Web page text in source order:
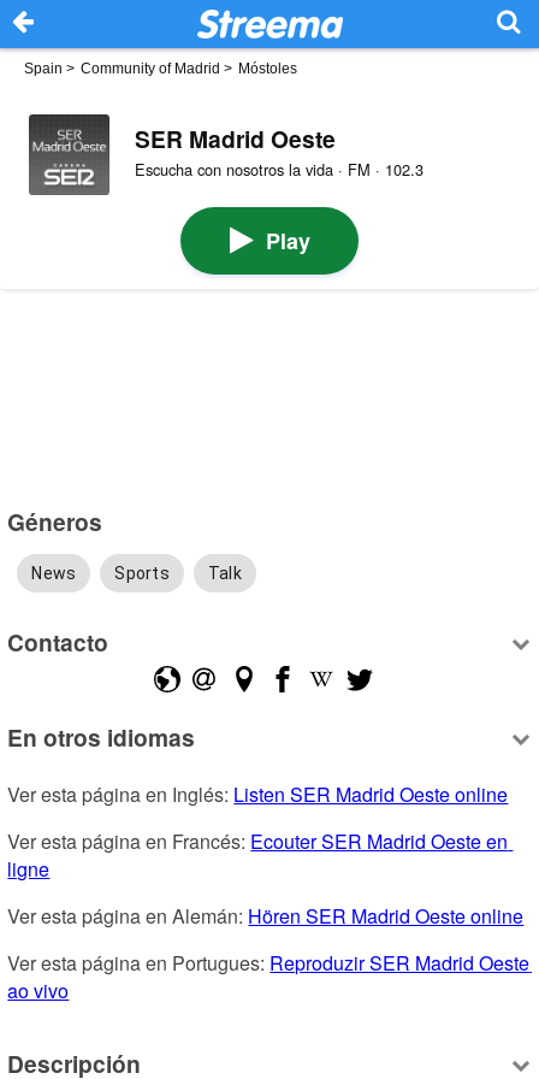
Spain > Community of Madrid > Móstoles
SER Madrid Oeste
Escucha con nosotros la vida · FM · 102.3
Play
Géneros
News Sports Talk
Contacto
En otros idiomas
Ver esta página en Inglés: Listen SER Madrid Oeste online
Ver esta página en Francés: Ecouter SER Madrid Oeste en
ligne
Ver esta página en Alemán: Hören SER Madrid Oeste online
Ver esta página en Portugues: Reproduzir SER Madrid Oeste
ao vivo
Descripción